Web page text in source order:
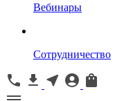
Вебинары
Сотрудничество